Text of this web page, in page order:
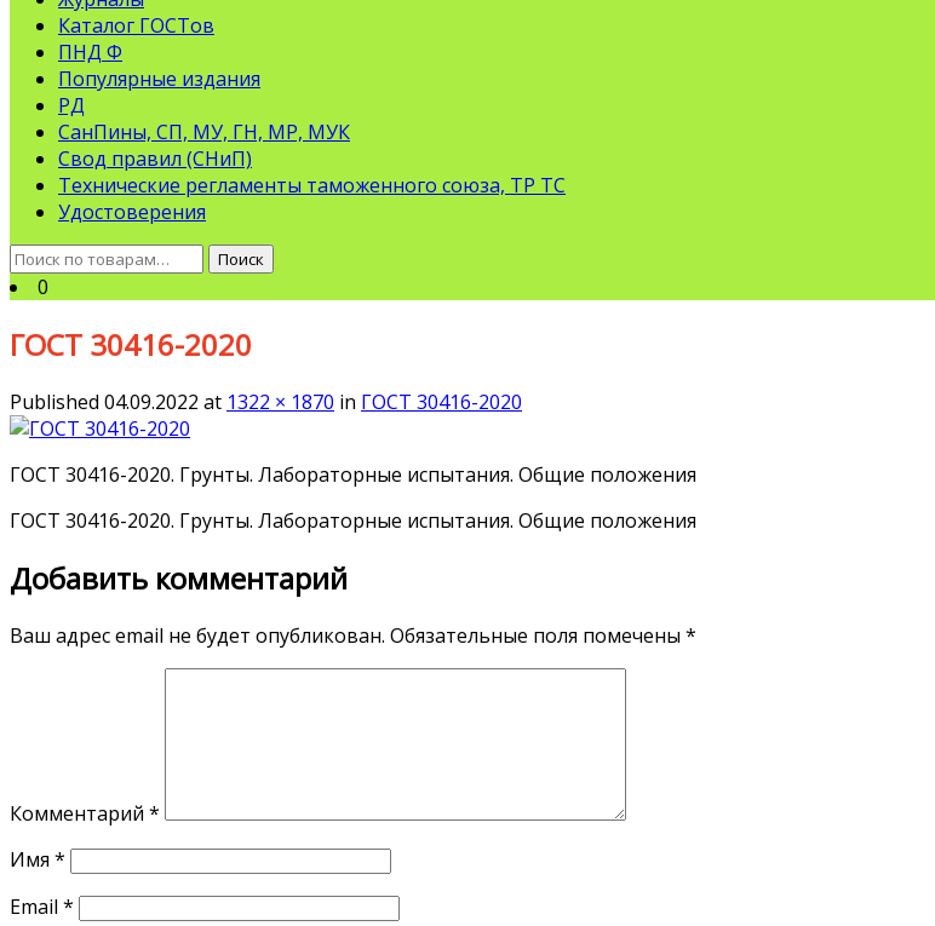
Каталог ГОСТов
ПНД Ф
Популярные издания
РД
СанПины, СП, МУ, ГН, МР, МУК
Свод правил (СНиП)
Технические регламенты таможенного союза, ТР ТС
Удостоверения
Искать:
Поиск
0
ГОСТ 30416-2020
Published 04.09.2022 at 1322 × 1870 in ГОСТ 30416-2020
ГОСТ 30416-2020. Грунты. Лабораторные испытания. Общие положения
ГОСТ 30416-2020. Грунты. Лабораторные испытания. Общие положения
Добавить комментарий
Ваш адрес email не будет опубликован. Обязательные поля помечены *
Комментарий *
Имя *
Email *